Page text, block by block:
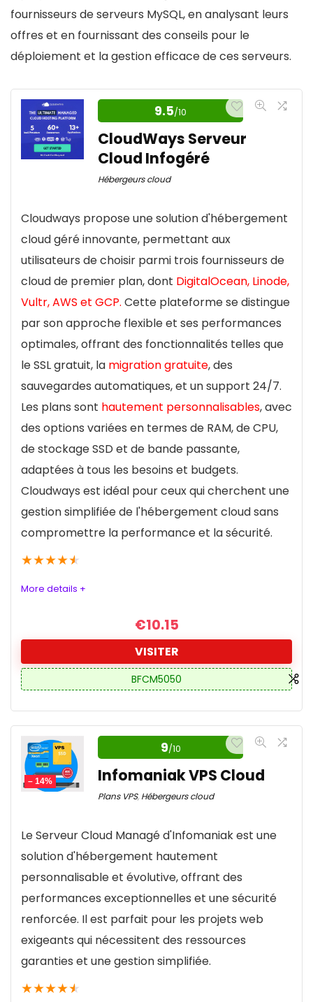
fournisseurs de serveurs MySQL, en analysant leurs
offres et en fournissant des conseils pour le
déploiement et la gestion efficace de ces serveurs.
9.5/10
CloudWays Serveur
Cloud Infogéré
Hébergeurs cloud
Cloudways propose une solution d'hébergement
cloud géré innovante, permettant aux
utilisateurs de choisir parmi trois fournisseurs de
cloud de premier plan, dont DigitalOcean, Linode,
Vultr, AWS et GCP. Cette plateforme se distingue
par son approche flexible et ses performances
optimales, offrant des fonctionnalités telles que
le SSL gratuit, la migration gratuite, des
sauvegardes automatiques, et un support 24/7.
Les plans sont hautement personnalisables, avec
des options variées en termes de RAM, de CPU,
de stockage SSD et de bande passante,
adaptées à tous les besoins et budgets.
Cloudways est idéal pour ceux qui cherchent une
gestion simplifiée de l'hébergement cloud sans
compromettre la performance et la sécurité.
★★★★★
More details +
€10.15
VISITER
BFCM5050
Cloudways Hébergement Cloud :
Flexibilité contre Complexité
Cloudways propose une approche innovante de
l'hébergement cloud géré, offrant une flexibilité
choix parmi cinq fournisseurs cloud de premier
plan. Cependant, cette même flexibilité peut se
transformer en complexité, surtout en matière
de tarification et de sélection des ressources
adaptées à des projets spécifiques. Bien que la
plateforme vise à simplifier l'expérience
utilisateur, la courbe d'apprentissage et le niveau
de gestion requis peuvent décourager les
– 14%
9/10
Infomaniak VPS Cloud
Plans VPS, Hébergeurs cloud
Le Serveur Cloud Managé d'Infomaniak est une
solution d'hébergement hautement
personnalisable et évolutive, offrant des
performances exceptionnelles et une sécurité
renforcée. Il est parfait pour les projets web
exigeants qui nécessitent des ressources
garanties et une gestion simplifiée.
★★★★★